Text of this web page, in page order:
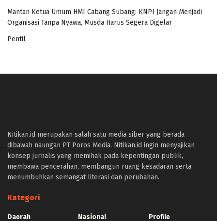
Mantan Ketua Umum HMI Cabang Subang: KNPI Jangan Menjadi
Organisasi Tanpa Nyawa, Musda Harus Segera Digelar
Pentil
slot scatter hitam
https://protuning.id/
https://ptnobelindonesia.com/
https://okegas.id/
https://dukcapil.selumakab.go.id/
https://store.scuto.co.id/wp-content/products/
https://selumakab.go.id/
https://dukcapil.selumakab.go.id/duta777/
https://krakatauniaga.co.id/run/
Nitikan.id merupakan salah satu media siber yang berada
dibawah naungan PT Poros Media. Nitikan.id ingin menyajikan
konsep jurnalis yang memihak pada kepentingan publik,
membawa pencerahan, membangun ruang kesadaran serta
menumbuhkan semangat literasi dan perubahan.
Kategori
Daerah Nasional Profile